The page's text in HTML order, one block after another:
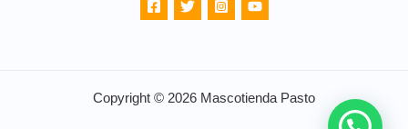
Copyright © 2026 Mascotienda Pasto